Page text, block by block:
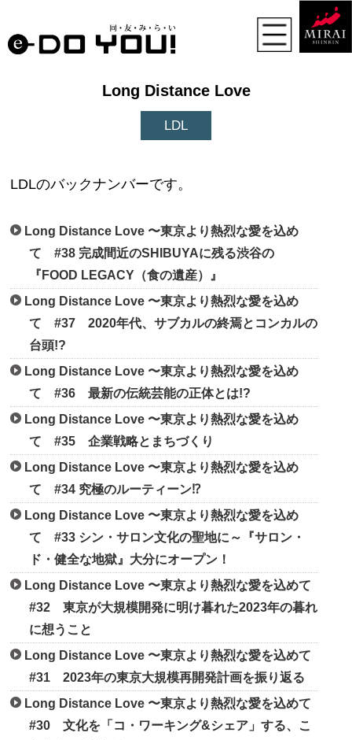
Long Distance Love
LDL
LDLのバックナンバーです。
Long Distance Love 〜東京より熱烈な愛を込め
て #38 完成間近のSHIBUYAに残る渋谷の
『FOOD LEGACY（食の遺産）』
Long Distance Love 〜東京より熱烈な愛を込め
て #37 2020年代、サブカルの終焉とコンカルの
台頭!?
Long Distance Love 〜東京より熱烈な愛を込め
て #36 最新の伝統芸能の正体とは!?
Long Distance Love 〜東京より熱烈な愛を込め
て #35 企業戦略とまちづくり
Long Distance Love 〜東京より熱烈な愛を込め
て #34 究極のルーティーン⁉
Long Distance Love 〜東京より熱烈な愛を込め
て #33 シン・サロン文化の聖地に～『サロン・
ド・健全な地獄』大分にオープン！
Long Distance Love 〜東京より熱烈な愛を込めて
#32 東京が大規模開発に明け暮れた2023年の暮れ
に想うこと
Long Distance Love 〜東京より熱烈な愛を込めて
#31 2023年の東京大規模再開発計画を振り返る
Long Distance Love 〜東京より熱烈な愛を込めて
#30 文化を「コ・ワーキング&シェア」する、こ